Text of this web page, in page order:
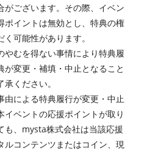
がございます。その際、イベン
ポイントは無効とし、特典の権
可能性があります。
やむを得ない事情により特典履
が変更・補填・中止となること
ください。
由による特典履行が変更・中止
イベントの応援ポイントが取り
も、mysta株式会社は当該応援
ルコンテンツまたはコイン、現